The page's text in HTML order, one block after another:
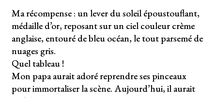
Ma récompense : un lever du soleil époustouflant,
médaille d’or, reposant sur un ciel couleur crème
anglaise, entouré de bleu océan, le tout parsemé de
nuages gris.
Quel tableau !
Mon papa aurait adoré reprendre ses pinceaux
pour immortaliser la scène. Aujourd’hui, il aurait